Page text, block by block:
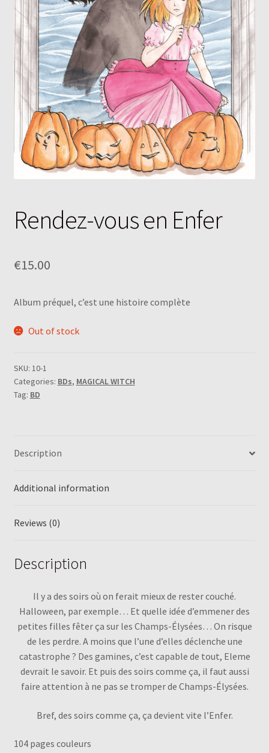
Rendez-vous en Enfer
€15.00
Album préquel, c’est une histoire complète
Out of stock
SKU: 10-1
Categories: BDs, MAGICAL WITCH
Tag: BD
Description
Additional information
Reviews (0)
Description
Il y a des soirs où on ferait mieux de rester couché.
Halloween, par exemple… Et quelle idée d’emmener des
petites filles fêter ça sur les Champs-Élysées… On risque
de les perdre. A moins que l’une d’elles déclenche une
catastrophe ? Des gamines, c’est capable de tout, Eleme
devrait le savoir. Et puis des soirs comme ça, il faut aussi
faire attention à ne pas se tromper de Champs-Élysées.
Bref, des soirs comme ça, ça devient vite l’Enfer.
104 pages couleurs